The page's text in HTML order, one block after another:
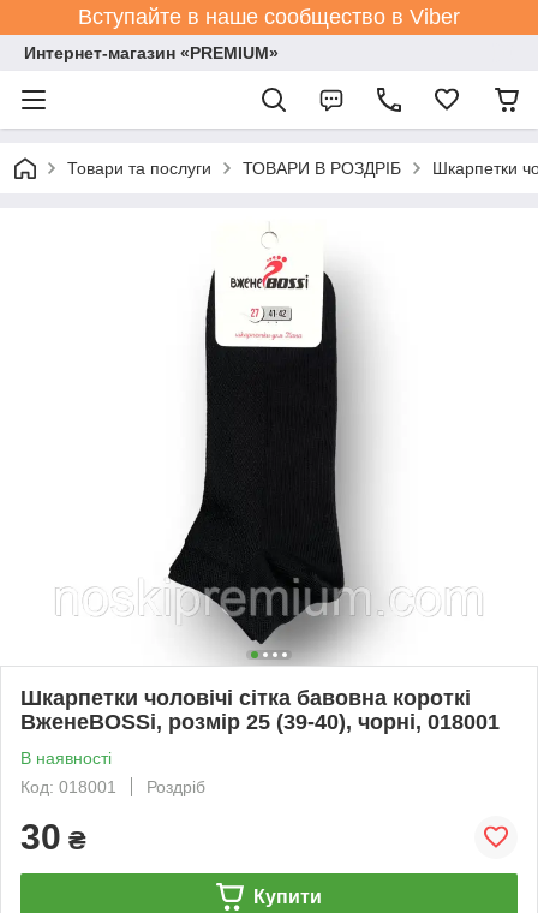
Вступайте в наше сообщество в Viber
Интернет-магазин «PREMIUM»
Товари та послуги ТОВАРИ В РОЗДРІБ Шкарпетки
Шкарпетки чоловічі сітка бавовна короткі
ВженеBOSSі, розмір 25 (39-40), чорні, 018001
В наявності
Код: 018001
Роздріб
30 ₴
Купити